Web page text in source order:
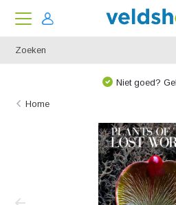
Niet goed?
Home